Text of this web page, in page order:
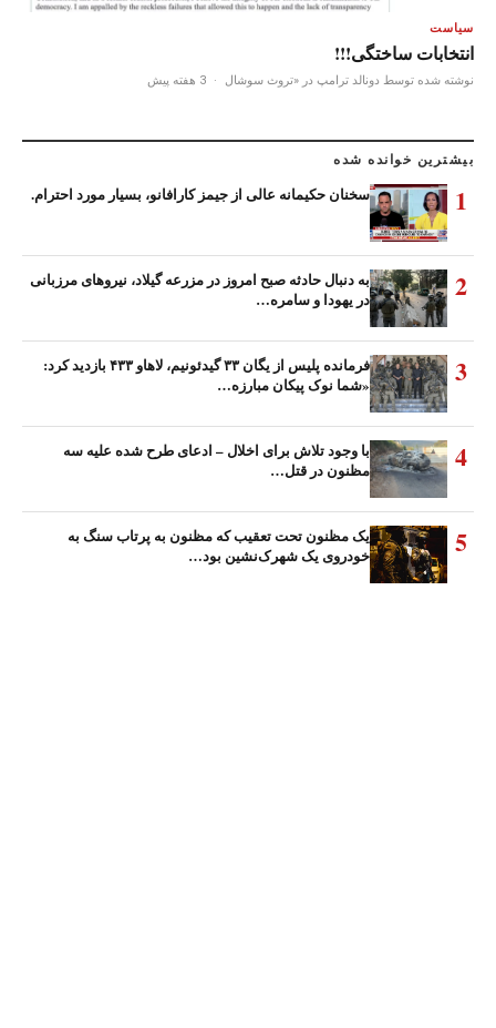
سیاست
انتخابات ساختگی!!!
نوشته شده توسط دونالد ترامپ در «تروث سوشال · 3 هفته پیش
بیشترین خوانده شده
1 سخنان حکیمانه عالی از جیمز کارافانو، بسیار مورد احترام.
2
به دنبال حادثه صبح امروز در مزرعه گیلاد، نیروهای مرزبانی
در یهودا و سامره…
3
فرمانده پلیس از یگان ۳۳ گیدئونیم، لاهاو ۴۳۳ بازدید کرد:
«شما نوک پیکان مبارزه…
4
با وجود تلاش برای اخلال – ادعای طرح شده علیه سه
مظنون در قتل…
5
یک مظنون تحت تعقیب که مظنون به پرتاب سنگ به
خودروی یک شهرک‌نشین بود…